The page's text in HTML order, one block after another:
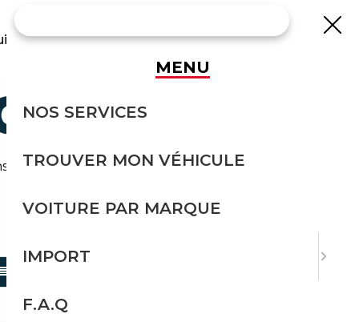
effort avec Courtage Auto.
TRIER PAR
MENU
NOS SERVICES
TROUVER MON VÉHICULE
VOITURE PAR MARQUE
IMPORT
F.A.Q